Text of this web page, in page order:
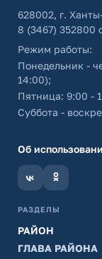
628002, г.
8 (3467) 352800
Режим работы:
Понедельник -
14:00);
Пятница: 9:00 -
Суббота -
Об
РАЗДЕЛЫ
РАЙОН
ГЛАВА РАЙОНА